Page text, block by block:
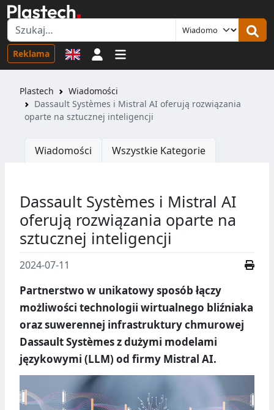
Reklama Logowanie
Plastech
Wiadomości
Dassault Systèmes i Mistral AI oferują rozwiązania
oparte na sztucznej inteligencji
Wiadomości Wszystkie Kategorie
Dassault Systèmes i Mistral AI
oferują rozwiązania oparte na
sztucznej inteligencji
2024-07-11
Partnerstwo w unikatowy sposób łączy
możliwości technologii wirtualnego bliźniaka
oraz suwerennej infrastruktury chmurowej
Dassault Systèmes z dużymi modelami
językowymi (LLM) od firmy Mistral AI.